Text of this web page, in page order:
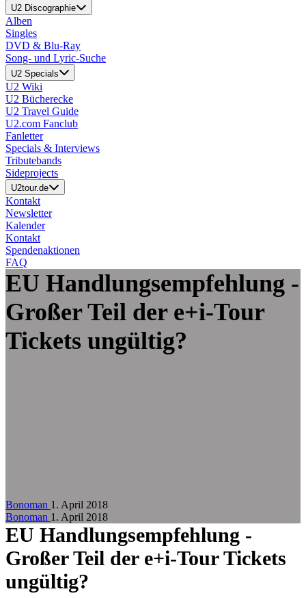
U2 Discographie
Alben
Singles
DVD & Blu-Ray
Song- und Lyric-Suche
U2 Specials
U2 Wiki
U2 Bücherecke
U2 Travel Guide
U2.com Fanclub
Fanletter
Specials & Interviews
Tributebands
Sideprojects
U2tour.de
Kontakt
Newsletter
Kalender
Kontakt
Spendenaktionen
FAQ
Zum Hauptinhalt springen
EU Handlungsempfehlung -
Großer Teil der e+i-Tour
Tickets ungültig?
Bonoman 1. April 2018
Bonoman 1. April 2018
EU Handlungsempfehlung -
Großer Teil der e+i-Tour Tickets
ungültig?